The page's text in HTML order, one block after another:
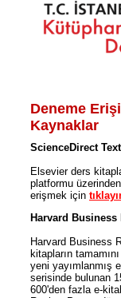
Deneme
Kaynaklar
ScienceDirect
Elsevier ders
platformu
erişmek için
Harvard
Harvard Business
kitapların
yeni yayımlanmış
serisinde bulunan
600'den fazla e-